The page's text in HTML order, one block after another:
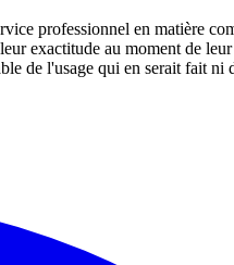
professionnel en matière
exactitude au moment de
de l'usage qui en serait fait ni